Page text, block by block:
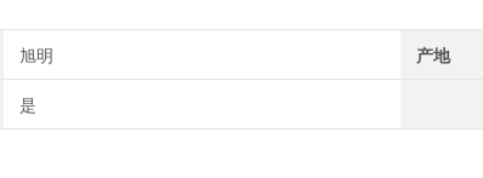
旭明 产地
是